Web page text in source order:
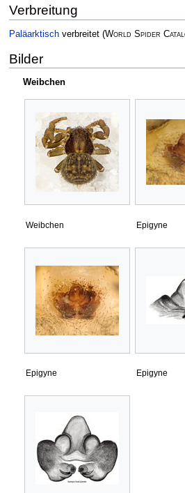
Verbreitung
Paläarktischverbreitet (World Spider
Bilder
Weibchen
Weibchen Epigyne
Epigyne Epigyne